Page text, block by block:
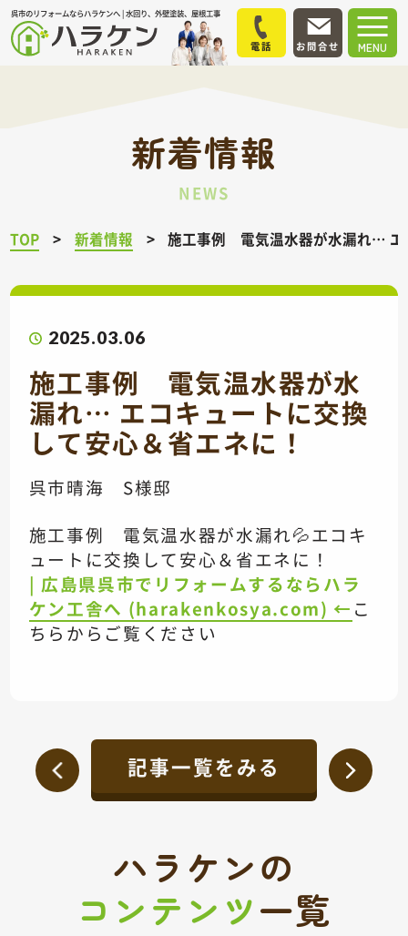
呉市のリフォームならハラケンへ | 水回り、外壁塗装、屋根工事
MENU
電話 お問合せ
新着情報
NEWS
TOP 新着情報 施工事例 電気温水器が水漏れ… エ
2025.03.06
施工事例 電気温水器が水
漏れ… エコキュートに交換
して安心＆省エネに！
呉市晴海 S様邸
施工事例 電気温水器が水漏れ💦エコキ
ュートに交換して安心＆省エネに！
| 広島県呉市でリフォームするならハラ
ケン工舎へ (harakenkosya.com) ← こ
ちらからご覧ください
記事一覧をみる
ハラケンの
コンテンツ一覧